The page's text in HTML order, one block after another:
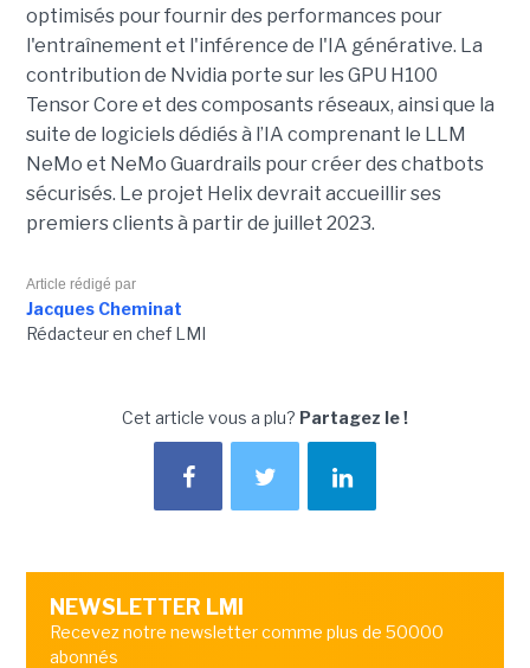
optimisés pour fournir des performances pour
l'entraînement et l'inférence de l'IA générative. La
contribution de Nvidia porte sur les GPU H100
Tensor Core et des composants réseaux, ainsi que la
suite de logiciels dédiés à l’IA comprenant le LLM
NeMo et NeMo Guardrails pour créer des chatbots
sécurisés. Le projet Helix devrait accueillir ses
premiers clients à partir de juillet 2023.
Article rédigé par
Jacques Cheminat
Rédacteur en chef LMI
Cet article vous a plu? Partagez le !
NEWSLETTER LMI
Recevez notre newsletter comme plus de 50000
abonnés